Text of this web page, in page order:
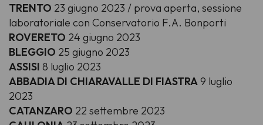
TRENTO 23 giugno 2023 / prova aperta, sessione
laboratoriale con Conservatorio F.A. Bonporti
ROVERETO 24 giugno 2023
BLEGGIO 25 giugno 2023
ASSISI 8 luglio 2023
ABBADIA DI CHIARAVALLE DI FIASTRA 9 luglio
2023
CATANZARO 22 settembre 2023